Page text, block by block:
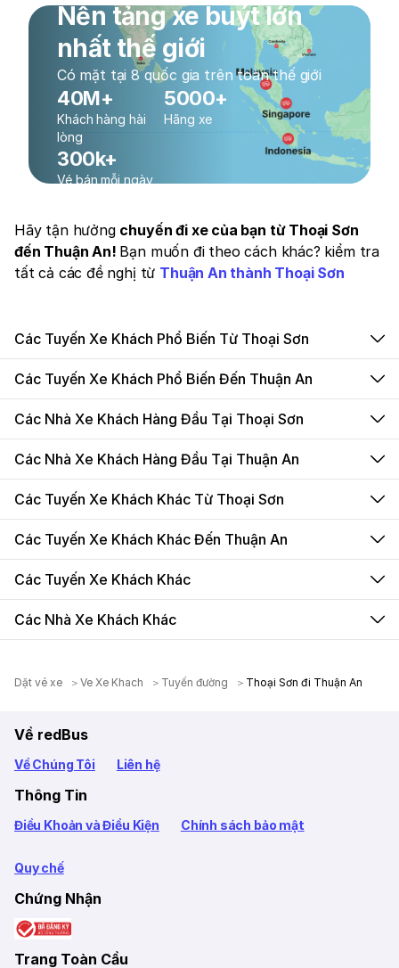
Nền tảng xe buýt lớn
nhất thế giới
Có mặt tại 8 quốc gia trên toàn thế giới
40M+
Khách hàng hài
lòng
5000+
Hãng xe
300k+
Vé bán mỗi ngày
Hãy tận hưởng chuyến đi xe của bạn từ Thoại Sơn
đến Thuận An! Bạn muốn đi theo cách khác? kiểm tra
tất cả các đề nghị từ Thuận An thành Thoại Sơn
Các Tuyến Xe Khách Phổ Biến Từ Thoại Sơn
Các Tuyến Xe Khách Phổ Biến Đến Thuận An
Các Nhà Xe Khách Hàng Đầu Tại Thoại Sơn
Các Nhà Xe Khách Hàng Đầu Tại Thuận An
Các Tuyến Xe Khách Khác Từ Thoại Sơn
Các Tuyến Xe Khách Khác Đến Thuận An
Các Tuyến Xe Khách Khác
Các Nhà Xe Khách Khác
Dặt vé xe Ve Xe Khach Tuyến đường Thoại Sơn đi Thuận An
Về redBus
Về Chúng Tôi Liên hệ
Thông Tin
Điều Khoản và Điều Kiện Chính sách bảo mật
Quy chế
Chứng Nhận
Trang Toàn Cầu